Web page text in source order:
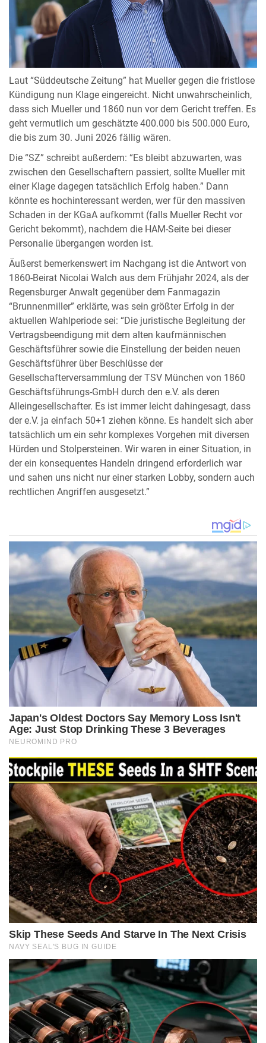
Laut “Süddeutsche Zeitung” hat Mueller gegen die fristlose
Kündigung nun Klage eingereicht. Nicht unwahrscheinlich,
dass sich Mueller und 1860 nun vor dem Gericht treffen. Es
geht vermutlich um geschätzte 400.000 bis 500.000 Euro,
die bis zum 30. Juni 2026 fällig wären.
Die “SZ” schreibt außerdem: “Es bleibt abzuwarten, was
zwischen den Gesellschaftern passiert, sollte Mueller mit
einer Klage dagegen tatsächlich Erfolg haben.” Dann
könnte es hochinteressant werden, wer für den massiven
Schaden in der KGaA aufkommt (falls Mueller Recht vor
Gericht bekommt), nachdem die HAM-Seite bei dieser
Personalie übergangen worden ist.
Äußerst bemerkenswert im Nachgang ist die Antwort von
1860-Beirat Nicolai Walch aus dem Frühjahr 2024, als der
Regensburger Anwalt gegenüber dem Fanmagazin
“Brunnenmiller” erklärte, was sein größter Erfolg in der
aktuellen Wahlperiode sei: “Die juristische Begleitung der
Vertragsbeendigung mit dem alten kaufmännischen
Geschäftsführer sowie die Einstellung der beiden neuen
Geschäftsführer über Beschlüsse der
Gesellschafterversammlung der TSV München von 1860
Geschäftsführungs-GmbH durch den e.V. als deren
Alleingesellschafter. Es ist immer leicht dahingesagt, dass
der e.V. ja einfach 50+1 ziehen könne. Es handelt sich aber
tatsächlich um ein sehr komplexes Vorgehen mit diversen
Hürden und Stolpersteinen. Wir waren in einer Situation, in
der ein konsequentes Handeln dringend erforderlich war
und sahen uns nicht nur einer starken Lobby, sondern auch
rechtlichen Angriffen ausgesetzt.”